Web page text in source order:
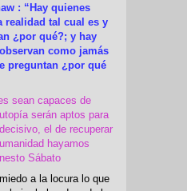
: “Hay quienes
realidad tal cual es y
¿por qué?; y hay
como jamás
preguntan ¿por qué
sean capaces de
serán aptos para
el de recuperar
hayamos
Sábato
a la locura lo que